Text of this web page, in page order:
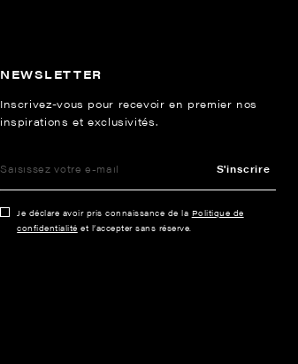
NEWSLETTER
Inscrivez-vous pour recevoir en premier nos
inspirations et exclusivités.
S'inscrire
Je déclare avoir pris connaissance de la Politique de
confidentialité et l’accepter sans réserve.